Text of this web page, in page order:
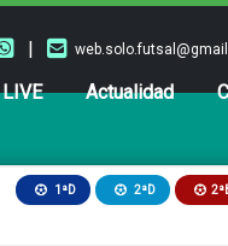
|
LIVE Actualidad
1ªD 2ªD